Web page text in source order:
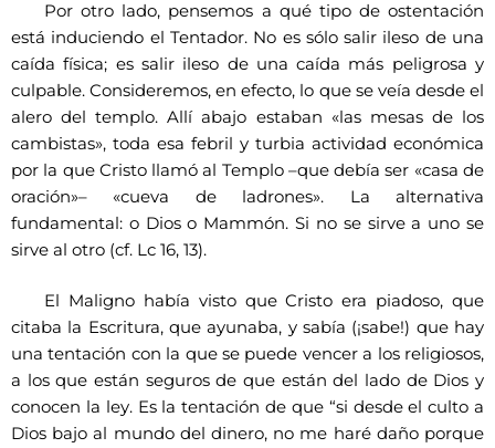
Por otro lado, pensemos a qué tipo de ostentación
está induciendo el Tentador. No es sólo salir ileso de una
caída física; es salir ileso de una caída más peligrosa y
culpable. Consideremos, en efecto, lo que se veía desde el
alero del templo. Allí abajo estaban «las mesas de los
cambistas», toda esa febril y turbia actividad económica
por la que Cristo llamó al Templo –que debía ser «casa de
oración»– «cueva de ladrones». La alternativa
fundamental: o Dios o Mammón. Si no se sirve a uno se
sirve al otro (cf. Lc 16, 13).
El Maligno había visto que Cristo era piadoso, que
citaba la Escritura, que ayunaba, y sabía (¡sabe!) que hay
una tentación con la que se puede vencer a los religiosos,
a los que están seguros de que están del lado de Dios y
conocen la ley. Es la tentación de que “si desde el culto a
Dios bajo al mundo del dinero, no me haré daño porque